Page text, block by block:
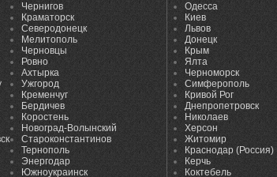
Чернигов
Краматорск
Северодонецк
Мелитополь
Черновцы
Ровно
Ахтырка
Ужгород
Кременчуг
Бердичев
Коростень
Новоград-Волынский
Староконстантинов
Тернополь
Энергодар
Южноукраинск
Одесса
Киев
Львов
Донецк
Крым
Ялта
Черноморск
Симферополь
Кривой Рог
Днепропетровск
Николаев
Херсон
Житомир
Краснодар (Россия)
Керчь
Коктебель